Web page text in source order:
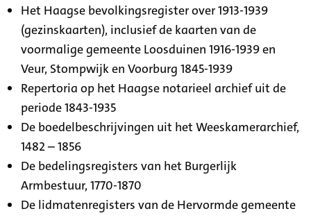
Het Haagse bevolkingsregister over 1913-1939
(gezinskaarten), inclusief de kaarten van de
voormalige gemeente Loosduinen 1916-1939 en
Veur, Stompwijk en Voorburg 1845-1939
Repertoria op het Haagse notarieel archief uit de
periode 1843-1935
De boedelbeschrijvingen uit het Weeskamerarchief,
1482 – 1856
De bedelingsregisters van het Burgerlijk
Armbestuur, 1770-1870
De lidmatenregisters van de Hervormde gemeente